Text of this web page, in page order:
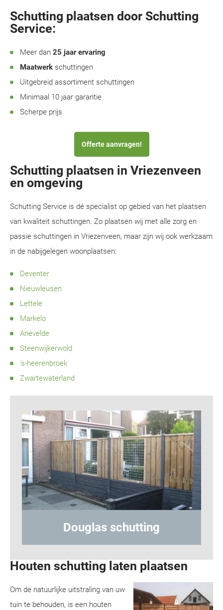
Schutting plaatsen door Schutting
Service:
Meer dan 25 jaar ervaring
Maatwerk schuttingen
Uitgebreid assortiment schuttingen
Minimaal 10 jaar garantie
Scherpe prijs
Offerte aanvragen!
Schutting plaatsen in Vriezenveen
en omgeving
Schutting Service is dé specialist op gebied van het plaatsen
van kwaliteit schuttingen. Zo plaatsen wij met alle zorg en
passie schuttingen in Vriezenveen, maar zijn wij ook werkzaam
in de nabijgelegen woonplaatsen:
Deventer
Nieuwleusen
Lettele
Markelo
Anevelde
Steenwijkerwold
's-heerenbroek
Zwartewaterland
Hout-betonschutting
Houten schutting laten plaatsen
Om de natuurlijke uitstraling van uw
tuin te behouden, is een houten